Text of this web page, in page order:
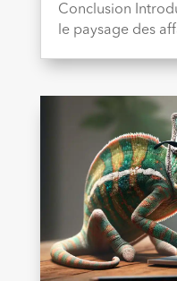
Conclusion
le paysage des